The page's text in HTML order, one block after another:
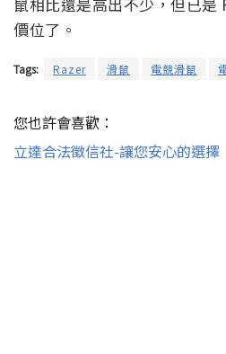
價位了。
Tags: Razer 滑鼠 電競滑鼠
您也許會喜歡：
立達合法徵信社-讓您安心的選擇